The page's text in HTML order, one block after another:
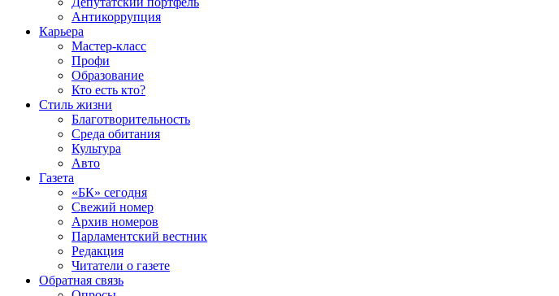
Антикоррупция
Карьера
Мастер-класс
Профи
Образование
Кто есть кто?
Стиль жизни
Благотворительность
Среда обитания
Культура
Авто
Газета
«БК» сегодня
Свежий номер
Архив номеров
Парламентский вестник
Редакция
Читатели о газете
Обратная связь